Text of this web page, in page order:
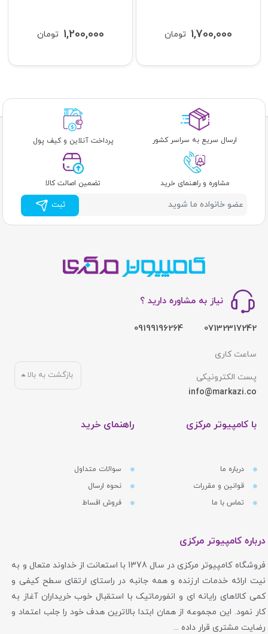
تومان 1,200,000 تومان 1,700,000
ارسال سریع به سراسر کشور پرداخت آنلاین و کیف پول
مشاوره و راهنمای خرید تضمین اصالت کالا
ثبت
نیاز به مشاوره دارید ؟
07132317242
09199196264
ساعت کاری
پست الکترونیکی
info@markazi.co
با کامپیوتر مرکزی
درباره ما
قوانین و مقررات
تماس با ما
راهنمای خرید
سوالات متداول
نحوه ارسال
فروش اقساط
بازگشت به بالا
درباره کامپیوتر مرکزی
فروشگاه کامپیوتر مرکزی در سال 1378 با استعانت از خداوند متعال و به
نیت ارائه خدمات ارزنده و همه جانبه در راستای ارتقای سطح کیفی و
کمی کالاهای رایانه ای و انفورماتیک با استقبال خوب خریداران آغاز به
کار نمود. این مجموعه از همان ابتدا بالاترین هدف خود را جلب اعتماد و
رضایت مشتری قرار داده ...